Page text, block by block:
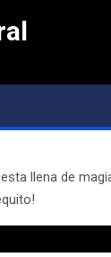
llena de